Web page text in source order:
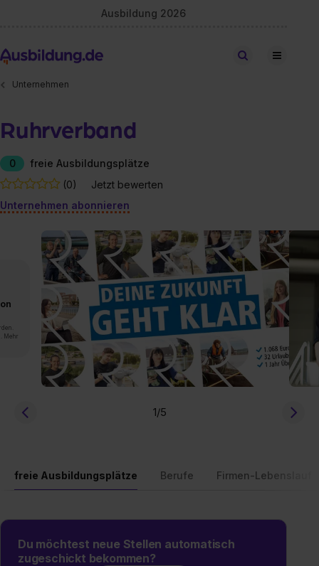
Ausbildung 2026
Stellen finden
Unternehmen
Ruhrverband
0
freie Ausbildungsplätze
(0)
Jetzt bewerten
Unternehmen abonnieren
Mehr
1/5
freie Ausbildungsplätze Berufe Firmen-Lebenslauf
Du möchtest neue Stellen automatisch
zugeschickt bekommen?